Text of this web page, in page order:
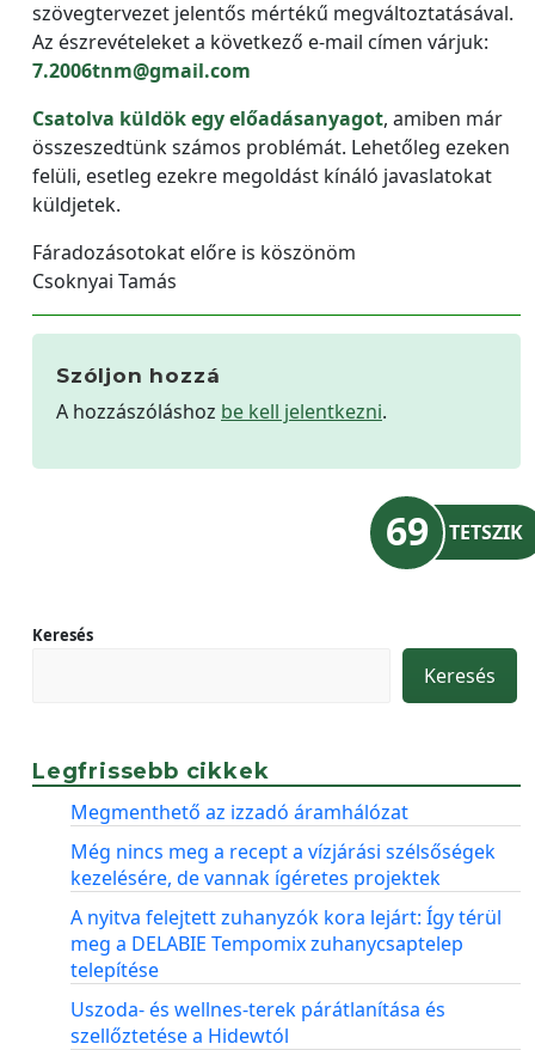
szövegtervezet jelentős mértékű megváltoztatásával.
Az észrevételeket a következő e-mail címen várjuk:
7.2006tnm@gmail.com
Csatolva küldök egy előadásanyagot, amiben már
összeszedtünk számos problémát. Lehetőleg ezeken
felüli, esetleg ezekre megoldást kínáló javaslatokat
küldjetek.
Fáradozásotokat előre is köszönöm
Csoknyai Tamás
Szóljon hozzá
A hozzászóláshoz be kell jelentkezni.
69 TETSZIK
Keresés
Keresés
Legfrissebb cikkek
Megmenthető az izzadó áramhálózat
Még nincs meg a recept a vízjárási szélsőségek
kezelésére, de vannak ígéretes projektek
A nyitva felejtett zuhanyzók kora lejárt: Így térül
meg a DELABIE Tempomix zuhanycsaptelep
telepítése
Uszoda- és wellnes-terek párátlanítása és
szellőztetése a Hidewtól